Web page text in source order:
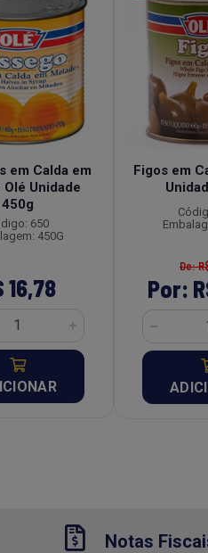
em Calda em
Olé Unidade
450g
650
450G
16,78
Figos em
De:
Por:
Notas